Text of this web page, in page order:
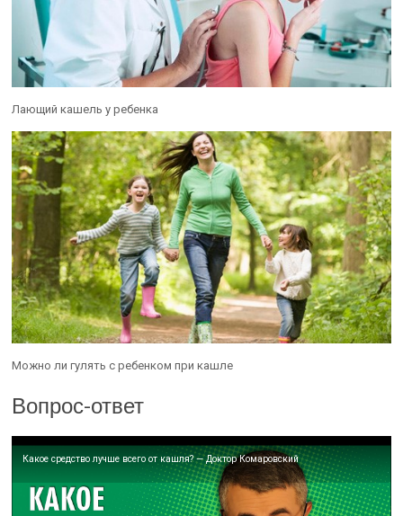
Лающий кашель у ребенка
Можно ли гулять с ребенком при кашле
Вопрос-ответ
Какое средство лучше всего от кашля? — Доктор Комаровский